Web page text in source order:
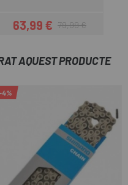
Preu
63,99 €Preu regular
79,99 €
AQUEST PRODUCTE
4%